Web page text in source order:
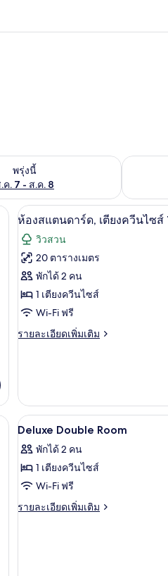
พรุ่งนี้
ค. 7 - ส.ค. 8
ห้องพักว่างในพรุ่งนี้ ส.ค. 7 - ส.ค. 8
ตรวจสอ
เก็บเสียง, เตารีด/โต๊ะรีดผ้า
เปิด
ภาพถ่าย
ทั้งหมด
ของ
ห้อง
สแตนดาร์ด,
เตียง
1
เตียง
ห้
8
ห้องสแตนดาร์ด, เตียงควีนไซส์
วิวสวน
20 ตารางเมตร
พักได้ 2 คน
1 เตียงควีนไซส์
Wi-Fi ฟรี
รายละเอียดเพิ่มเติม
ราย
กับ
ห้อง
สแตนดาร์ด,
เตียง
ควีน
เตียง
ก็บเสียง, เตารีด/โต๊ะรีดผ้า
เปิด
ภาพถ่าย
ทั้งหมด
ของ
Deluxe
ตู้
8
Deluxe Double Room
พักได้ 2 คน
1 เตียงควีนไซส์
Wi-Fi ฟรี
รายละเอียดเพิ่มเติม
ราย